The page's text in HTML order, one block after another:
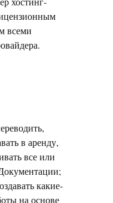
всеми
в аренду,
все или
какие-
на основе